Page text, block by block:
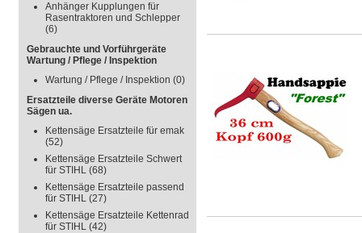
Anhänger Kupplungen für
Rasentraktoren und Schlepper
(6)
Gebrauchte und Vorführgeräte
Wartung / Pflege / Inspektion
Wartung / Pflege / Inspektion (0)
Ersatzteile diverse Geräte Motoren
Sägen ua.
Kettensäge Ersatzteile für emak
(52)
Kettensäge Ersatzteile Schwert
für STIHL (68)
Kettensäge Ersatzteile passend
für STIHL (27)
Kettensäge Ersatzteile Kettenrad
für STIHL (42)